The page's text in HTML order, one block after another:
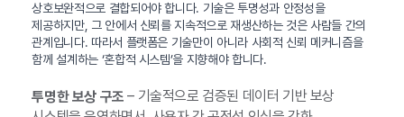
상호보완적으로 결합되어야 합니다. 기술은 투명성과 안정성을
제공하지만, 그 안에서 신뢰를 지속적으로 재생산하는 것은 사람들 간의
관계입니다. 따라서 플랫폼은 기술만이 아니라 사회적 신뢰 메커니즘을
함께 설계하는 ‘혼합적 시스템’을 지향해야 합니다.
투명한 보상 구조 – 기술적으로 검증된 데이터 기반 보상